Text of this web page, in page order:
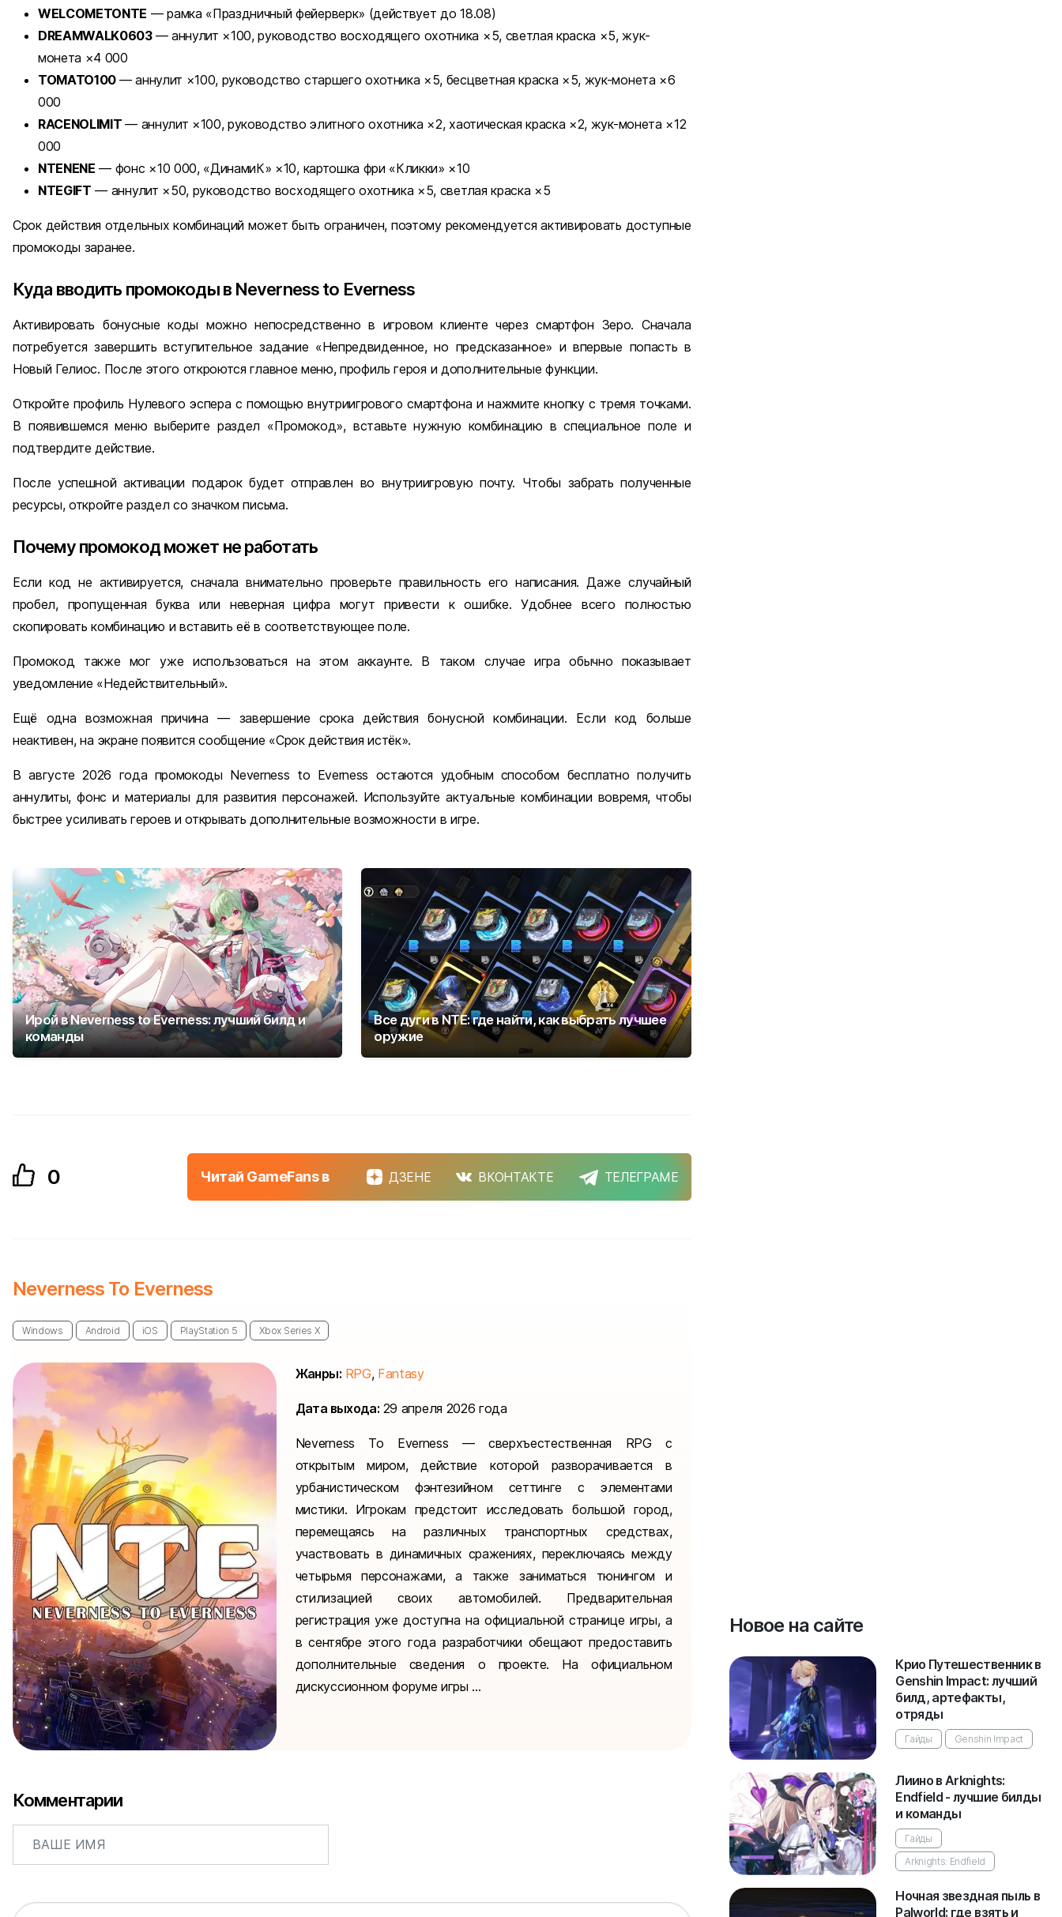
WELCOMETONTE — рамка «Праздничный фейерверк» (действует до 18.08)
DREAMWALK0603 — аннулит ×100, руководство восходящего охотника ×5, светлая краска ×5, жук-
монета ×4 000
TOMATO100 — аннулит ×100, руководство старшего охотника ×5, бесцветная краска ×5, жук-монета ×6
000
RACENOLIMIT— аннулит ×100, руководство элитного охотника ×2, хаотическая краска ×2, жук-монета ×12
000
NTENENE — фонс ×10 000, «ДинамиК» ×10, картошка фри «Кликки» ×10
NTEGIFT — аннулит ×50, руководство восходящего охотника ×5, светлая краска ×5
Срок действия отдельных комбинаций может быть ограничен, поэтому рекомендуется активировать доступные
промокоды заранее.
Куда вводить промокоды в Neverness to Everness
Активировать бонусные коды можно непосредственно в игровом клиенте через смартфон Зеро. Сначала
потребуется завершить вступительное задание «Непредвиденное, но предсказанное» и впервые попасть в
Новый Гелиос. После этого откроются главное меню, профиль героя и дополнительные функции.
Откройте профиль Нулевого эспера с помощью внутриигрового смартфона и нажмите кнопку с тремя точками.
В появившемся меню выберите раздел «Промокод», вставьте нужную комбинацию в специальное поле и
подтвердите действие.
После успешной активации подарок будет отправлен во внутриигровую почту. Чтобы забрать полученные
ресурсы, откройте раздел со значком письма.
Почему промокод может не работать
Если код не активируется, сначала внимательно проверьте правильность его написания. Даже случайный
пробел, пропущенная буква или неверная цифра могут привести к ошибке. Удобнее всего полностью
скопировать комбинацию и вставить её в соответствующее поле.
Промокод также мог уже использоваться на этом аккаунте. В таком случае игра обычно показывает
уведомление «Недействительный».
Ещё одна возможная причина — завершение срока действия бонусной комбинации. Если код больше
неактивен, на экране появится сообщение «Срок действия истёк».
В августе 2026 года промокоды Neverness to Everness остаются удобным способом бесплатно получить
аннулиты, фонс и материалы для развития персонажей. Используйте актуальные комбинации вовремя, чтобы
быстрее усиливать героев и открывать дополнительные возможности в игре.
Ирой в Neverness to Everness: лучший билд и
команды
Все дуги в NTE: где найти, как выбрать лучшее
оружие
0 Читай GameFans в ДЗЕНЕ ВКОНТАКТЕ ТЕЛЕГРАМЕ
Neverness To Everness
Windows Android iOS PlayStation 5 Xbox Series X
Жанры: RPG, Fantasy
Дата выхода: 29 апреля 2026 года
Neverness To Everness — сверхъестественная RPG с
открытым миром, действие которой разворачивается в
урбанистическом фэнтезийном сеттинге с элементами
мистики. Игрокам предстоит исследовать большой город,
перемещаясь на различных транспортных средствах,
участвовать в динамичных сражениях, переключаясь между
четырьмя персонажами, а также заниматься тюнингом и
стилизацией своих автомобилей. Предварительная
регистрация уже доступна на официальной странице игры, а
в сентябре этого года разработчики обещают предоставить
дополнительные сведения о проекте. На официальном
дискуссионном форуме игры ...
Комментарии
Новое на сайте
Крио Путешественник в
Genshin Impact: лучший
билд, артефакты,
отряды
Гайды Genshin Impact
Лиино в Arknights:
Endfield - лучшие билды
и команды
Гайды
Arknights: Endfield
Ночная звездная пыль в
Palworld: где взять и